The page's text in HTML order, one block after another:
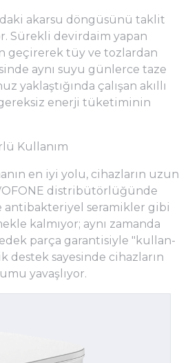
akarsu döngüsünü taklit
Sürekli devirdaim yapan
geçirerek tüy ve tozlardan
aynı suyu günlerce taze
yaklaştığında çalışan akıllı
gereksiz enerji tüketiminin
Kullanım
en iyi yolu, cihazların uzun
distribütörlüğünde
seramikler gibi
kalmıyor; aynı zamanda
parça garantisiyle "kullan-
destek sayesinde cihazların
yavaşlıyor.